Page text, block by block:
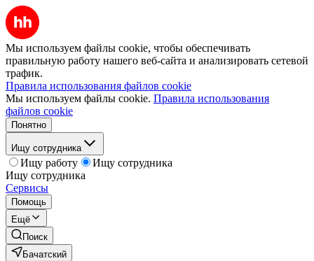
Мы используем файлы cookie, чтобы обеспечивать
правильную работу нашего веб-сайта и анализировать сетевой
трафик.
Правила использования файлов cookie
Мы используем файлы cookie. Правила использования
файлов cookie
Понятно
Ищу сотрудника
Ищу работу
Ищу сотрудника
Ищу сотрудника
Сервисы
Помощь
Ещё
Поиск
Бачатский